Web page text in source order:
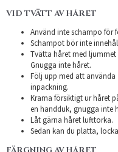
VID TVÄTT AV HÅRET
Använd inte schampo för
Schampot bör inte
Tvätta håret med
Gnugga inte håret.
Följ upp med att
inpackning.
Krama försiktigt ur håret
en handduk, gnugga inte
Låt gärna håret lufttorka.
Sedan kan du platta,